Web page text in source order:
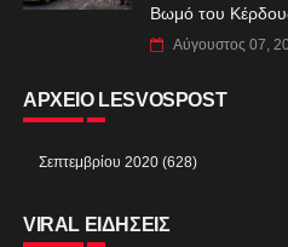
Βωμό του
Αύγουστος 07,
ΑΡΧΕΙΟ LESVOSPOST
VIRAL ΕΙΔΗΣΕΙΣ